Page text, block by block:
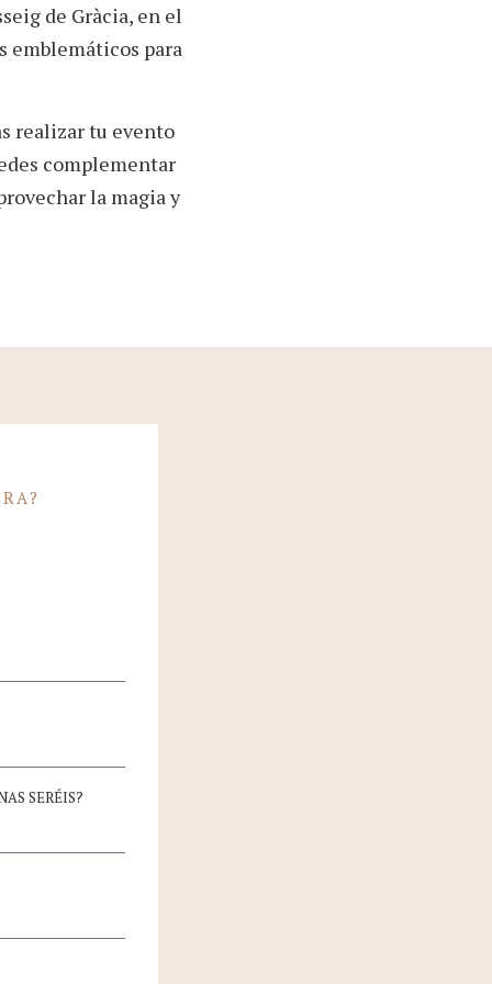
de Gràcia, en el
emblemáticos para
realizar tu evento
complementar
la magia y
SERÉIS?